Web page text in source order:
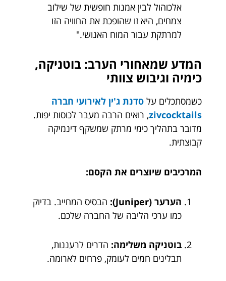
אלכוהול לבין אמנות חופשית של שילוב
צמחים, היא זו שהופכת את החוויה הזו
למרתקת עבור המוח האנושי."
המדע שמאחורי הערב: בוטניקה,
כימיה וגיבוש צוותי
כשמסתכלים על סדנת ג'ין לאירועי חברה
zivcocktails, רואים הרבה מעבר לכוסות יפות.
מדובר בתהליך כימי מרתק שמשקף דינמיקה
קבוצתית.
המרכיבים שיוצרים את הקסם:
הערער (Juniper):
הבסיס המחייב. בדיוק
כמו ערכי הליבה של החברה שלכם.
בוטניקה משלימה: הדרים לרעננות,
תבלינים חמים לעומק, פרחים לארומה.